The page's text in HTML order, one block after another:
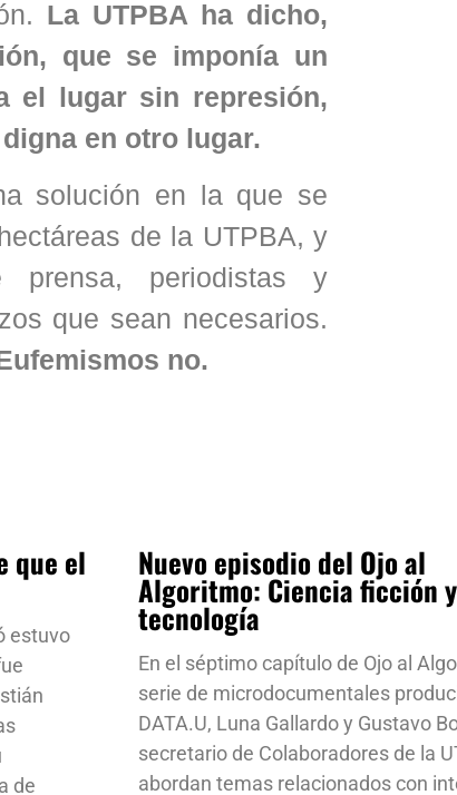
La UTPBA ha dicho,
que se imponía un
el lugar sin represión,
en otro lugar.
solución en la que se
de la UTPBA, y
periodistas y
que sean necesarios.
no.
que el
estuvo
de
Nuevo episodio del Ojo al
Algoritmo: Ciencia ficción y
tecnología
En el séptimo capítulo de Ojo al
serie de microdocumentales
DATA.U, Luna Gallardo y Gustavo
secretario de Colaboradores de la
abordan temas relacionados con